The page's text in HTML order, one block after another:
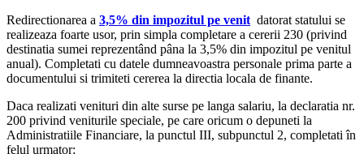
Redirectionarea a 3,5% din impozitul pe venit datorat statului se
realizeaza foarte usor, prin simpla completare a cererii 230 (privind
destinatia sumei reprezentând pâna la 3,5% din impozitul pe venitul
anual). Completati cu datele dumneavoastra personale prima parte a
documentului si trimiteti cererea la directia locala de finante.
Daca realizati venituri din alte surse pe langa salariu, la declaratia nr.
200 privind veniturile speciale, pe care oricum o depuneti la
Administratiile Financiare, la punctul III, subpunctul 2, completati în
felul urmator: